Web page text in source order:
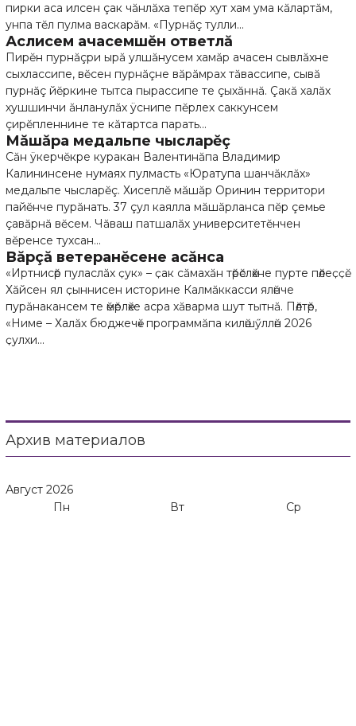
пирки аса илсен çак чăнлăха тепĕр хут хам ума кăлартăм,
унпа тĕл пулма васкарăм. «Пурнăç тулли...
Аслисем ачасемшĕн ответлă
Пирĕн пурнăçри ырă улшăнусем хамăр ачасен сывлăхне
сыхлассипе, вĕсен пурнăçне вăрăмрах тăвассипе, сывă
пурнăç йĕркине тытса пырассипе те çыхăннă. Çакă халăх
хушшинчи ăнланулăх ÿснипе пĕрлех саккунсем
çирĕпленнине те кăтартса парать...
Мăшăра медальпе чысларĕç
Сăн ÿкерчĕкре куракан Валентинăпа Владимир
Калининсене нумаях пулмасть «Юратупа шанчăклăх»
медальпе чысларĕç. Хисеплĕ мăшăр Оринин территори
пайĕнче пурăнать. 37 çул каялла мăшăрланса пĕр çемье
çавăрнă вĕсем. Чăваш патшалăх университетĕнчен
вĕренсе тухсан...
Вăрçă ветеранĕсене асăнса
«Иртнисӗр пуласлӑх ҫук» – ҫак сӑмахӑн тӗрӗслӗхне пурте пӗлеҫҫӗ.
Хӑйсен ял ҫыннисен историне Калмӑккасси ялӗнче
пурӑнакансем те ӗмӗрлӗхе асра хӑварма шут тытнӑ. Пӗлтӗр,
«Ниме – Халӑх бюджечӗ» программӑпа килӗшӳллӗн 2026
ҫулхи...
Архив материалов
Август 2026
Пн
Вт Ср